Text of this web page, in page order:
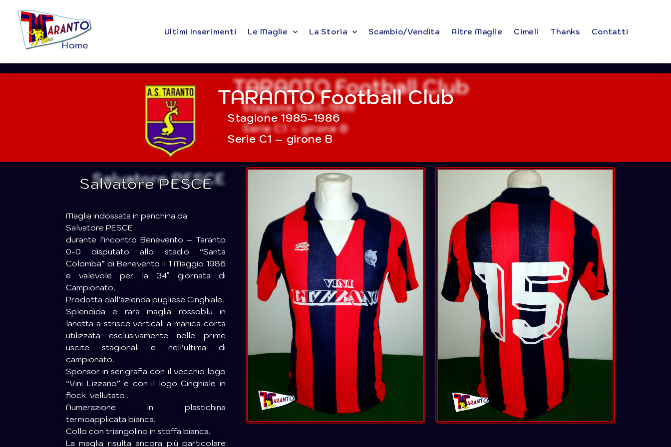
Ultimi Inserimenti Le Maglie La Storia Scambio/Vendita Altre Maglie Cimeli Thanks Contatti
TARANTO Football Club
Stagione 1985-1986
Serie C1 – girone B
Salvatore PESCE
Maglia indossata in panchina da
Salvatore PESCE
durante l’incontro Benevento – Taranto
0-0 disputato allo stadio “Santa
Colomba” di Benevento il 1 Maggio 1986
e valevole per la 34° giornata di
Campionato.
Prodotta dall’azienda pugliese Cinghiale.
Splendida e rara maglia rossoblu in
lanetta a strisce verticali a manica corta
utilizzata esclusivamente nelle prime
uscite stagionali e nell’ultima di
campionato.
Sponsor in serigrafia con il vecchio logo
“Vini Lizzano” e con il logo Cinghiale in
flock vellutato .
Numerazione in plastichina
termoapplicata bianca.
Collo con triangolino in stoffa bianca.
La maglia risulta ancora più particolare